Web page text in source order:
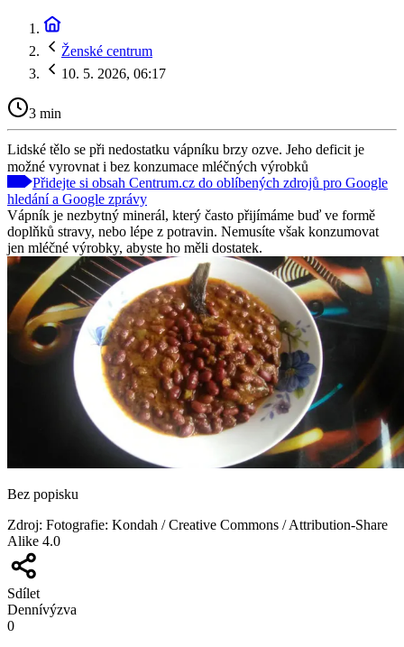
Ženské centrum
10. 5. 2026, 06:17
3 min
Lidské tělo se při nedostatku vápníku brzy ozve. Jeho deficit je
možné vyrovnat i bez konzumace mléčných výrobků
Přidejte si obsah Centrum.cz do oblíbených zdrojů pro Google
hledání a Google zprávy
Vápník je nezbytný minerál, který často přijímáme buď ve formě
doplňků stravy, nebo lépe z potravin. Nemusíte však konzumovat
jen mléčné výrobky, abyste ho měli dostatek.
Bez popisku
Zdroj: Fotografie: Kondah / Creative Commons / Attribution-Share
Alike 4.0
Sdílet
Dennívýzva
0